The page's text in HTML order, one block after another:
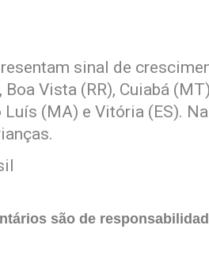
sinal de
Boa Vista (RR), Cuiabá
Luís (MA) e Vitória (ES).
são de